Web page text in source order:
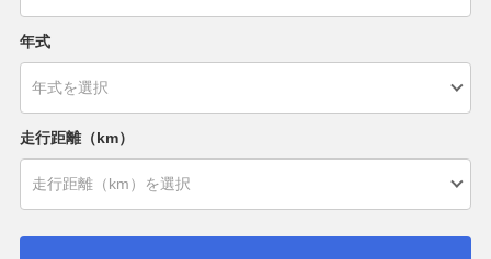
年式
走行距離（km）